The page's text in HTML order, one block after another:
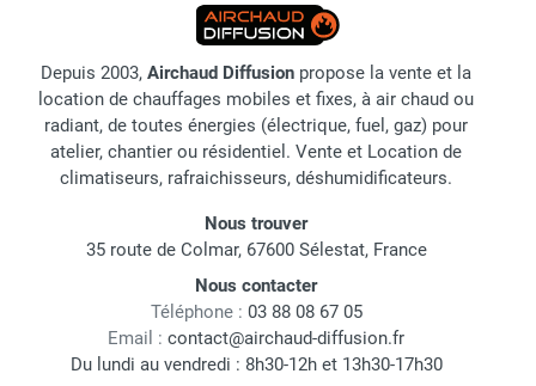
Depuis 2003, Airchaud Diffusion propose la vente et la
location de chauffages mobiles et fixes, à air chaud ou
radiant, de toutes énergies (électrique, fuel, gaz) pour
atelier, chantier ou résidentiel. Vente et Location de
climatiseurs, rafraichisseurs, déshumidificateurs.
Nous trouver
35 route de Colmar, 67600 Sélestat, France
Nous contacter
Téléphone : 03 88 08 67 05
Email : contact@airchaud-diffusion.fr
Du lundi au vendredi : 8h30-12h et 13h30-17h30